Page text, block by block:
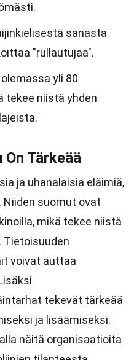
sanasta
"rullautujaa".
yli 80
tekee niistä yhden
Tärkeää
ja uhanalaisia eläimiä,
suomut ovat
mikä tekee niistä
voivat auttaa
tekevät tärkeää
ja lisäämiseksi.
näitä organisaatioita